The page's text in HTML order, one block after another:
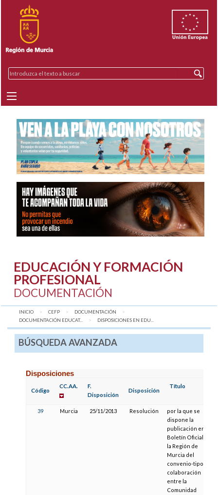
EDUCACIÓN Y FORMACIÓN
PROFESIONAL
DOCUMENTACIÓN
INICIO CEFP
DOCUMENTACIÓN
DOCUMENTACIÓN EDUCAT...
AQUÍ:
DISPOSICIONES EN EDU...
BÚSQUEDA AVANZADA
Disposiciones
Código
CC.AA.
F.
Disposición
Disposición
Título
39 Murcia 25/11/2013 Resolución
por la que se
dispone la
publicación en el
Boletín Oficial de
la Región de
Murcia del
convenio-tipo de
colaboración
entre la
Comunidad